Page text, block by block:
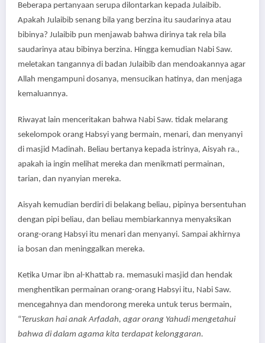
Beberapa pertanyaan serupa dilontarkan kepada Julaibib.
Apakah Julaibib senang bila yang berzina itu saudarinya atau
bibinya? Julaibib pun menjawab bahwa dirinya tak rela bila
saudarinya atau bibinya berzina. Hingga kemudian Nabi Saw.
meletakan tangannya di badan Julaibib dan mendoakannya agar
Allah mengampuni dosanya, mensucikan hatinya, dan menjaga
kemaluannya.
Riwayat lain menceritakan bahwa Nabi Saw. tidak melarang
sekelompok orang Habsyi yang bermain, menari, dan menyanyi
di masjid Madinah. Beliau bertanya kepada istrinya, Aisyah ra.,
apakah ia ingin melihat mereka dan menikmati permainan,
tarian, dan nyanyian mereka.
Aisyah kemudian berdiri di belakang beliau, pipinya bersentuhan
dengan pipi beliau, dan beliau membiarkannya menyaksikan
orang-orang Habsyi itu menari dan menyanyi. Sampai akhirnya
ia bosan dan meninggalkan mereka.
Ketika Umar ibn al-Khattab ra. memasuki masjid dan hendak
menghentikan permainan orang-orang Habsyi itu, Nabi Saw.
mencegahnya dan mendorong mereka untuk terus bermain,
“Teruskan hai anak Arfadah, agar orang Yahudi mengetahui
bahwa di dalam agama kita terdapat kelonggaran.